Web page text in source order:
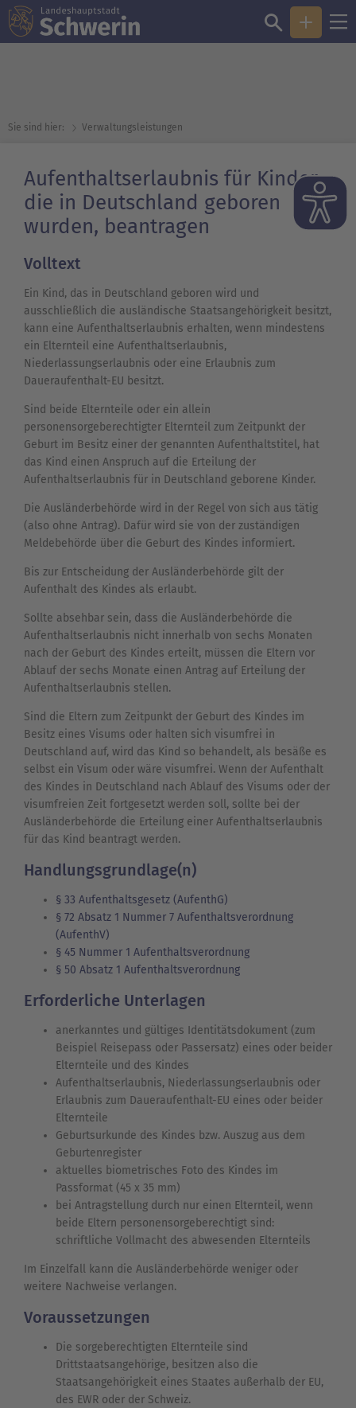
Sie sind hier: Verwaltungsleistungen
Aufenthaltserlaubnis für Kinder,
die in Deutschland geboren
wurden, beantragen
Volltext
Ein Kind, das in Deutschland geboren wird und
ausschließlich die ausländische Staatsangehörigkeit besitzt,
kann eine Aufenthaltserlaubnis erhalten, wenn mindestens
ein Elternteil eine Aufenthaltserlaubnis,
Niederlassungserlaubnis oder eine Erlaubnis zum
Daueraufenthalt-EU besitzt.
Sind beide Elternteile oder ein allein
personensorgeberechtigter Elternteil zum Zeitpunkt der
Geburt im Besitz einer der genannten Aufenthaltstitel, hat
das Kind einen Anspruch auf die Erteilung der
Aufenthaltserlaubnis für in Deutschland geborene Kinder.
Die Ausländerbehörde wird in der Regel von sich aus tätig
(also ohne Antrag). Dafür wird sie von der zuständigen
Meldebehörde über die Geburt des Kindes informiert.
Bis zur Entscheidung der Ausländerbehörde gilt der
Aufenthalt des Kindes als erlaubt.
Sollte absehbar sein, dass die Ausländerbehörde die
Aufenthaltserlaubnis nicht innerhalb von sechs Monaten
nach der Geburt des Kindes erteilt, müssen die Eltern vor
Ablauf der sechs Monate einen Antrag auf Erteilung der
Aufenthaltserlaubnis stellen.
Sind die Eltern zum Zeitpunkt der Geburt des Kindes im
Besitz eines Visums oder halten sich visumfrei in
Deutschland auf, wird das Kind so behandelt, als besäße es
selbst ein Visum oder wäre visumfrei. Wenn der Aufenthalt
des Kindes in Deutschland nach Ablauf des Visums oder der
visumfreien Zeit fortgesetzt werden soll, sollte bei der
Ausländerbehörde die Erteilung einer Aufenthaltserlaubnis
für das Kind beantragt werden.
Handlungsgrundlage(n)
§ 33 Aufenthaltsgesetz (AufenthG)
§ 72 Absatz 1 Nummer 7 Aufenthaltsverordnung
(AufenthV)
§ 45 Nummer 1 Aufenthaltsverordnung
§ 50 Absatz 1 Aufenthaltsverordnung
Erforderliche Unterlagen
anerkanntes und gültiges Identitätsdokument (zum
Beispiel Reisepass oder Passersatz) eines oder beider
Elternteile und des Kindes
Aufenthaltserlaubnis, Niederlassungserlaubnis oder
Erlaubnis zum Daueraufenthalt-EU eines oder beider
Elternteile
Geburtsurkunde des Kindes bzw. Auszug aus dem
Geburtenregister
aktuelles biometrisches Foto des Kindes im
Passformat (45 x 35 mm)
bei Antragstellung durch nur einen Elternteil, wenn
beide Eltern personensorgeberechtigt sind:
schriftliche Vollmacht des abwesenden Elternteils
Im Einzelfall kann die Ausländerbehörde weniger oder
weitere Nachweise verlangen.
Voraussetzungen
Die sorgeberechtigten Elternteile sind
Drittstaatsangehörige, besitzen also die
Staatsangehörigkeit eines Staates außerhalb der EU,
des EWR oder der Schweiz.